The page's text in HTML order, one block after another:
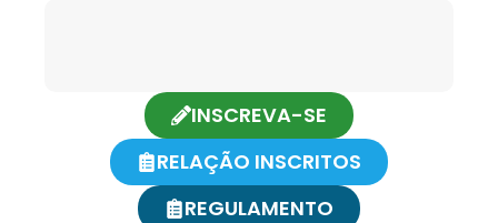
INSCREVA-SE
RELAÇÃO INSCRITOS
REGULAMENTO